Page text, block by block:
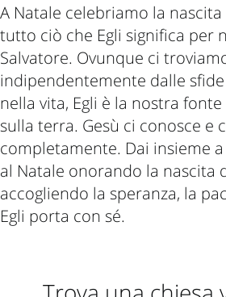
A Natale celebriamo la nascita
tutto ciò che Egli significa per
Salvatore. Ovunque ci
indipendentemente dalle
nella vita, Egli è la nostra
sulla terra. Gesù ci conosce e
completamente. Dai insieme
al Natale onorando la nascita
accogliendo la speranza, la
Egli porta con sé.